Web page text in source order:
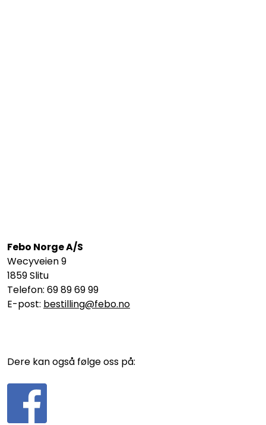
Febo Norge A/S
Wecyveien 9
1859 Slitu
Telefon: 69 89 69 99
E-post: bestilling@febo.no
Dere kan også følge oss på: